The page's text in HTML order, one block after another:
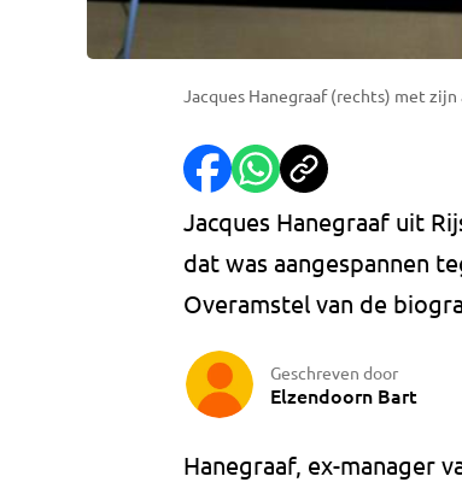
Jacques Hanegraaf (rechts) met
Jacques Hanegraaf uit
dat was aangespannen
Overamstel van de
Geschreven door
Elzendoorn Bart
Hanegraaf, ex-manager